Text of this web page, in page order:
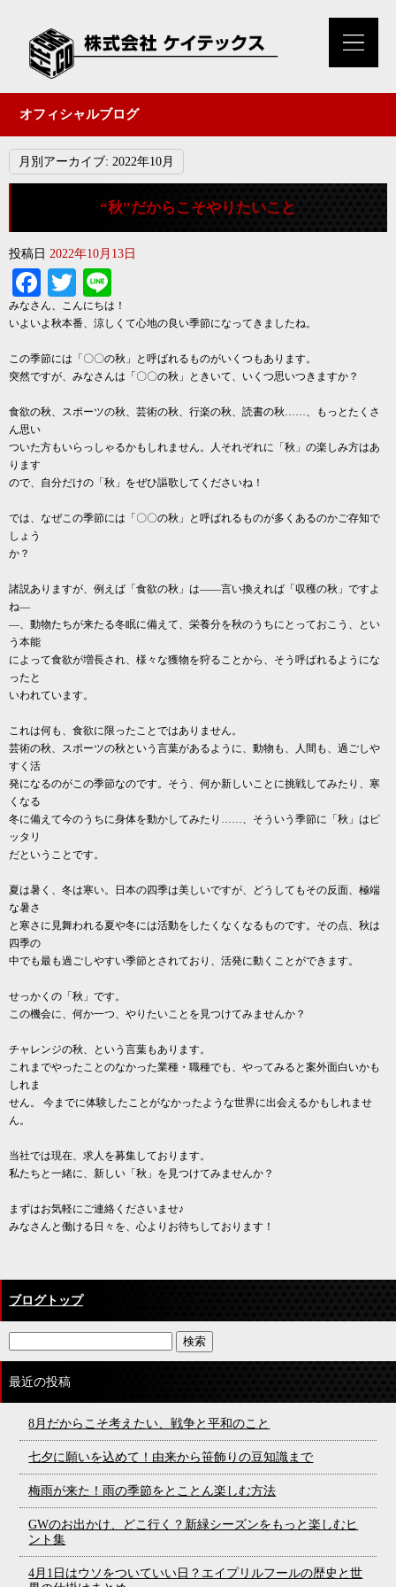
オフィシャルブログ
月別アーカイブ: 2022年10月
“秋”だからこそやりたいこと
投稿日 2022年10月13日
Facebook
Twitter
みなさん、こんにちは！
いよいよ秋本番、涼しくて心地の良い季節になってきましたね。
この季節には「〇〇の秋」と呼ばれるものがいくつもあります。
突然ですが、みなさんは「〇〇の秋」ときいて、いくつ思いつきますか？
食欲の秋、スポーツの秋、芸術の秋、行楽の秋、読書の秋……、もっとたくさ
ん思い
ついた方もいらっしゃるかもしれません。人それぞれに「秋」の楽しみ方はあ
ります
ので、自分だけの「秋」をぜひ謳歌してくださいね！
では、なぜこの季節には「〇〇の秋」と呼ばれるものが多くあるのかご存知で
しょう
か？
諸説ありますが、例えば「食欲の秋」は――言い換えれば「収穫の秋」ですよ
ね―
―、動物たちが来たる冬眠に備えて、栄養分を秋のうちにとっておこう、とい
う本能
によって食欲が増長され、様々な獲物を狩ることから、そう呼ばれるようにな
ったと
いわれています。
これは何も、食欲に限ったことではありません。
芸術の秋、スポーツの秋という言葉があるように、動物も、人間も、過ごしや
すく活
発になるのがこの季節なのです。そう、何か新しいことに挑戦してみたり、寒
くなる
冬に備えて今のうちに身体を動かしてみたり……、そういう季節に「秋」はピ
ッタリ
だということです。
夏は暑く、冬は寒い。日本の四季は美しいですが、どうしてもその反面、極端
な暑さ
と寒さに見舞われる夏や冬には活動をしたくなくなるものです。その点、秋は
四季の
中でも最も過ごしやすい季節とされており、活発に動くことができます。
せっかくの「秋」です。
この機会に、何か一つ、やりたいことを見つけてみませんか？
チャレンジの秋、という言葉もあります。
これまでやったことのなかった業種・職種でも、やってみると案外面白いかも
しれま
せん。 今までに体験したことがなかったような世界に出会えるかもしれませ
ん。
当社では現在、求人を募集しております。
私たちと一緒に、新しい「秋」を見つけてみませんか？
まずはお気軽にご連絡くださいませ♪
みなさんと働ける日々を、心よりお待ちしております！
ブログトップ
最近の投稿
8月だからこそ考えたい、戦争と平和のこと
七夕に願いを込めて！由来から笹飾りの豆知識まで
梅雨が来た！雨の季節をとことん楽しむ方法
GWのお出かけ、どこ行く？新緑シーズンをもっと楽しむヒ
ント集
4月1日はウソをついていい日？エイプリルフールの歴史と世